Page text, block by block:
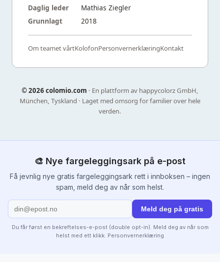
Daglig leder
Mathias Ziegler
Grunnlagt
2018
Om teamet vårtKolofonPersonvernerklæringKontakt
©2026 colomio.com · En plattform av happycolorz GmbH,
München, Tyskland · Laget med omsorg for familier over hele
verden.
🎨 Nye fargeleggingsark på e-post
Få jevnlig nye gratis fargeleggingsark rett i innboksen – ingen
spam, meld deg av når som helst.
Meld deg på gratis
Du får først en bekreftelses-e-post (double opt-in). Meld deg av når som
helst med ett klikk. Personvernerklæring